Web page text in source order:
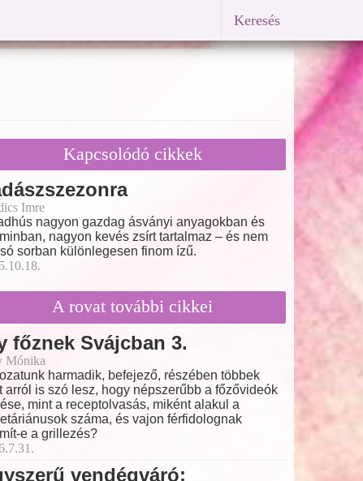
Keresés
Kapcsolódó cikkek
Imre
nagyon gazdag ásványi anyagokban és
nagyon kevés zsírt tartalmaz – és nem
sorban különlegesen finom ízű.
A rovat további cikkei
főznek Svájcban 3.
Mónika
harmadik, befejező, részében többek
arról is szó lesz, hogy népszerűbb a főzővideók
mint a receptolvasás, miként alakul a
száma, és vajon férfidolognak
e a grillezés?
vendégváró: